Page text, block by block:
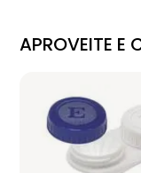
APROVEITE E